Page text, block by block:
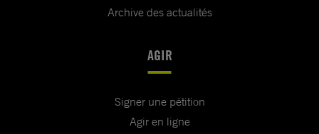
Archive des actualités
AGIR
Signer une pétition
Agir en ligne